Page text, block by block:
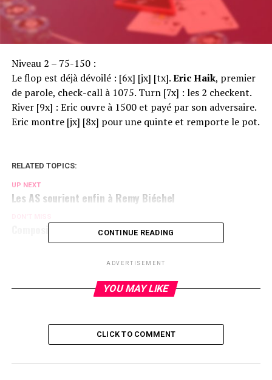
Niveau 2 – 75-150 :
Le flop est déjà dévoilé : [6x] [jx] [tx].Eric Haik, premier
de parole, check-call à 1075. Turn [7x] : les 2 checkent.
River [9x] : Eric ouvre à 1500 et payé par son adversaire.
Eric montre [jx] [8x] pour une quinte et remporte le pot.
RELATED TOPICS:
UP NEXT
Les AS sourient enfin à Remy Biéchel
Composition des tablesCONTINUE READING
ADVERTISEMENT
YOU MAY LIKE
CLICK TO COMMENT